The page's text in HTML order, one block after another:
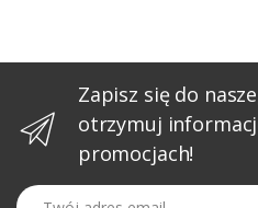
Zapisz się do
otrzymuj
promocjach!
Twój adres email